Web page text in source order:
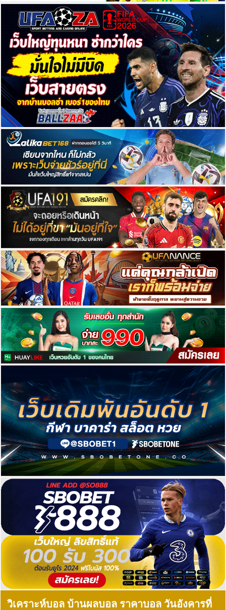
วิเคราะห์บอล บ้านผลบอล ราคาบอล วันอังคารที่